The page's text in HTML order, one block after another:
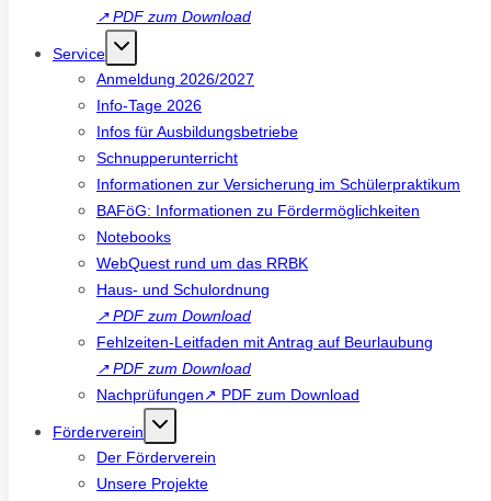
↗ PDF zum Download
Service
Anmeldung 2026/2027
Info-Tage 2026
Infos für Ausbildungsbetriebe
Schnupperunterricht
Informationen zur Versicherung im Schülerpraktikum
BAFöG: Informationen zu Fördermöglichkeiten
Notebooks
WebQuest rund um das RRBK
Haus- und Schulordnung
↗ PDF zum Download
Fehlzeiten-Leitfaden mit Antrag auf Beurlaubung
↗ PDF zum Download
Nachprüfungen↗ PDF zum Download
Förderverein
Der Förderverein
Unsere Projekte